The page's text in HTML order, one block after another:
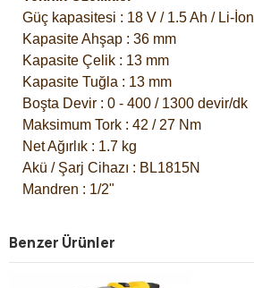
Güç kapasitesi : 18 V / 1.5 Ah / Li-İon
Kapasite Ahşap : 36 mm
Kapasite Çelik : 13 mm
Kapasite Tuğla : 13 mm
Boşta Devir : 0 - 400 / 1300 devir/dk
Maksimum Tork : 42 / 27 Nm
Net Ağırlık : 1.7 kg
Akü / Şarj Cihazı : BL1815N
Mandren : 1/2"
Benzer Ürünler